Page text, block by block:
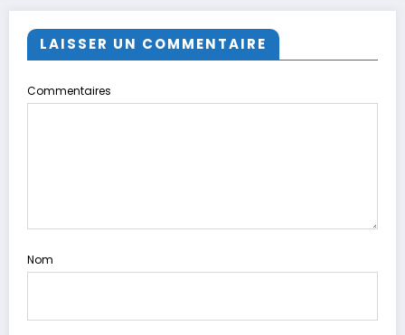
LAISSER UN COMMENTAIRE
Commentaires
Nom